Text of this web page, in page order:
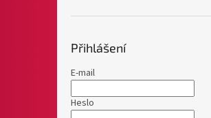
Přihlášení
E-mail
Heslo